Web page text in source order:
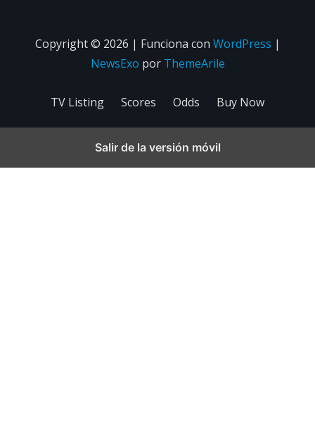
Copyright © 2026 | Funciona con WordPress |
NewsExo por ThemeArile
TV Listing Scores Odds Buy Now
Salir de la versión móvil